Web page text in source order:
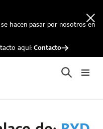
hacen pasar por nosotros en
aquí:Contacto